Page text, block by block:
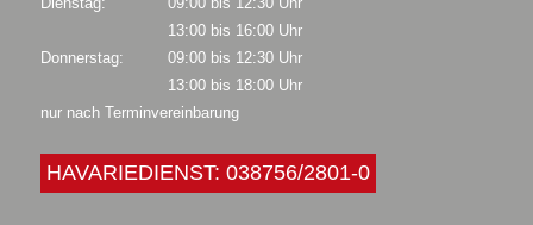
13:00 bis 16:00 Uhr
Donnerstag:
09:00 bis 12:30 Uhr
13:00 bis 18:00 Uhr
nur nach Terminvereinbarung
HAVARIEDIENST: 038756/2801-0